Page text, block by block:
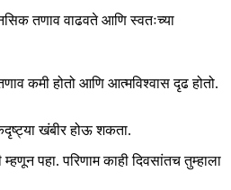
तणाव वाढवते आणि स्वतःच्या
कमी होतो आणि आत्मविश्वास दृढ होतो.
खंबीर होऊ शकता.
पहा. परिणाम काही दिवसांतच तुम्हाला